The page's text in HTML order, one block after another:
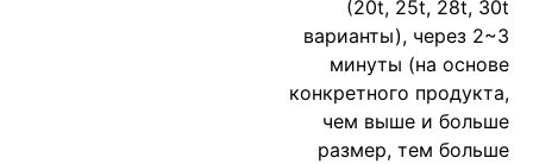
(20t, 25t, 28t, 30t
варианты), через 2~3
минуты (на основе
конкретного продукта,
чем выше и больше
размер, тем больше